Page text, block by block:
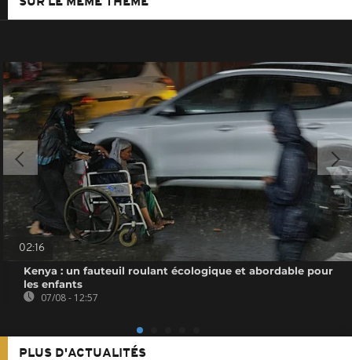
02:16
Kenya : un fauteuil roulant écologique et abordable pour
les enfants
07/08 - 12:57
PLUS D'ACTUALITÉS